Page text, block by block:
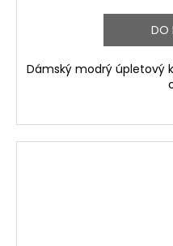
DO
Dámský modrý úpletový